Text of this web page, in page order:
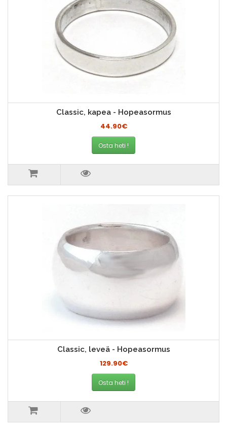
Classic, kapea - Hopeasormus
44.90€
Osta heti !
Classic, leveä - Hopeasormus
129.90€
Osta heti !